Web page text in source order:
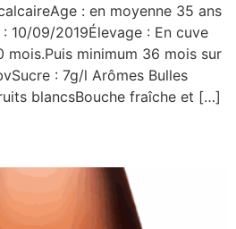
: en moyenne 35 ans
10/09/2019Élevage : En cuve
mois.Puis minimum 36 mois sur
: 7g/l Arômes Bulles
blancsBouche fraîche et […]